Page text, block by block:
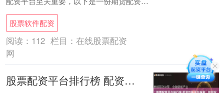
台排行榜，助你把握投资先机： * **放大收
益....
股票软件配资
阅读： 112 栏目： 在线股票配资
网
股票配资平台排行榜 配资炒股平台指南：如何安全配资，提升收益